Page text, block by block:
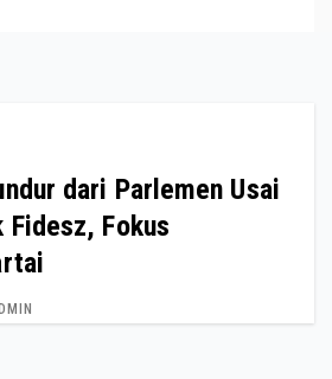
dari Parlemen Usai
Fidesz, Fokus